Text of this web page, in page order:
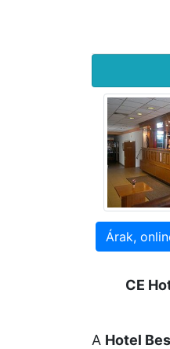
Árak,
CE
A Hotel